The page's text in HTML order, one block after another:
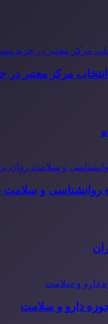
انتخاب مرکز معتبر
روانشناسی و
دارو و سلامت